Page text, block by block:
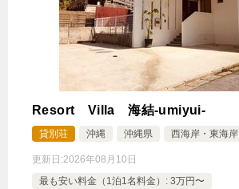
Resort Villa 海結-umiyui-
貸別荘 沖縄 沖縄県 西海岸・東海岸
更新日:2026年08月10日
最も安い料金（1泊1名料金）: 3万円〜